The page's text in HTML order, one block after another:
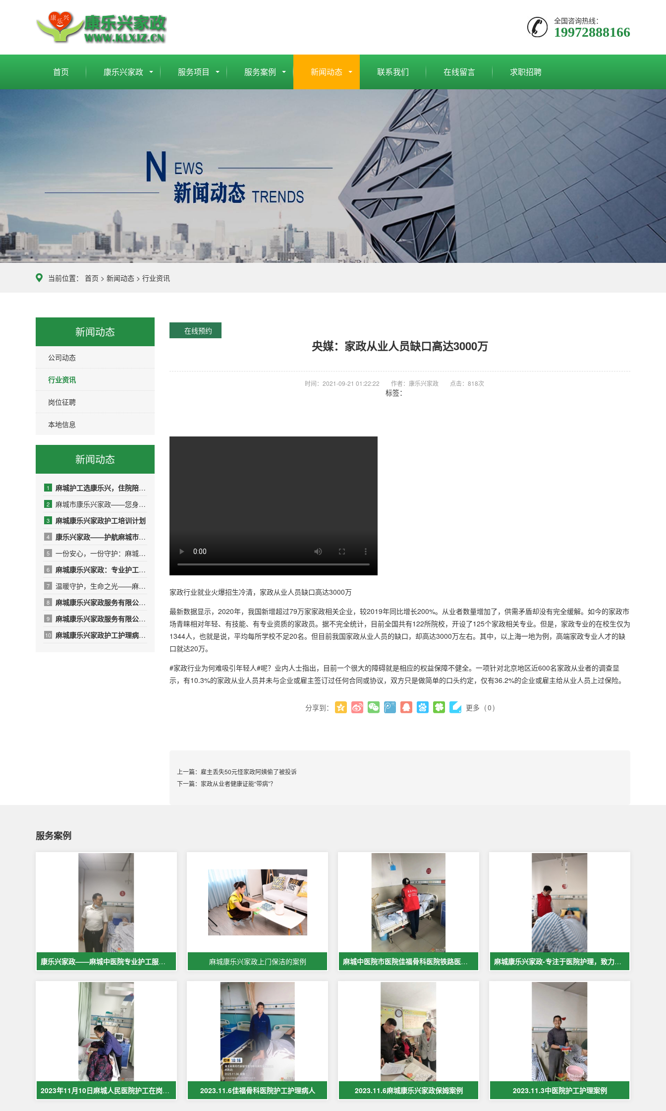
全国咨询热线：
19972888166
首页 康乐兴家政 服务项目 服务案例 新闻动态 联系我们 在线留言 求职招聘
当前位置： 首页 > 新闻动态 > 行业资讯
新闻动态
公司动态
行业资讯
岗位征聘
本地信息
新闻动态
1 麻城护工选康乐兴，住院陪护少操心
2 麻城市康乐兴家政——您身边的品质生活管家
3 麻城康乐兴家政护工培训计划
4 康乐兴家政——护航麻城市人民医院，传递温暖与专业
5 一份安心，一份守护：麻城康乐兴家政，用专业与爱心呵护受伤的T
6 麻城康乐兴家政：专业护工，守护健康，让爱无微不至
7 温暖守护，生命之光——麻城康乐兴护工团队的10名“红衣天使”
8 麻城康乐兴家政服务有限公司——用专业与温暖守护生命之光
9 ​麻城康乐兴家政服务有限公司年终绩效总结报告
10 麻城康乐兴家政护工护理病人的日常
在线预约
央媒：家政从业人员缺口高达3000万
时间：2021-09-21 01:22:22 作者：康乐兴家政 点击： 818次
标签：
家政行业就业火爆招生冷清，家政从业人员缺口高达3000万
最新数据显示，2020年，我国新增超过79万家家政相关企业，较2019年同比增长200%。从业者数量增加了，供需矛盾却没有完全缓解。如今的家政市
场青睐相对年轻、有技能、有专业资质的家政员。据不完全统计，目前全国共有122所院校，开设了125个家政相关专业。但是，家政专业的在校生仅为
1344人，也就是说，平均每所学校不足20名。但目前我国家政从业人员的缺口，却高达3000万左右。其中，以上海一地为例，高端家政专业人才的缺
口就达20万。
#家政行业为何难吸引年轻人#呢？业内人士指出，目前一个很大的障碍就是相应的权益保障不健全。一项针对北京地区近600名家政从业者的调查显
示，有10.3%的家政从业人员并未与企业或雇主签订过任何合同或协议，双方只是做简单的口头约定，仅有36.2%的企业或雇主给从业人员上过保险。
分享到： 更多 (0)
上一篇： 雇主丢失50元怪家政阿姨偷了被投诉
下一篇： 家政从业者健康证能“带病”？
服务案例
康乐兴家政——麻城中医院专业护工服务，让爱与专业同行 麻城康乐兴家政上门保洁的案例 麻城中医院市医院佳福骨科医院铁路医院护工案例展示 麻城康乐兴家政-专注于医院护理，致力于打造全麻城优质护工护理
2023年11月10日麻城人民医院护工在岗护理病人现场照片 2023.11.6佳福骨科医院护工护理病人 2023.11.6麻城康乐兴家政保姆案例 2023.11.3中医院护工护理案例